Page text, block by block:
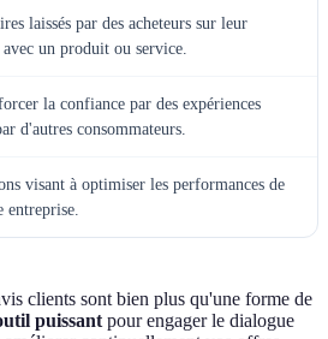
laissés par des acheteurs sur leur
avec un produit ou service.
la confiance par des expériences
d'autres consommateurs.
visant à optimiser les performances de
entreprise.
clients sont bien plus qu'une forme de
puissant pour engager le dialogue